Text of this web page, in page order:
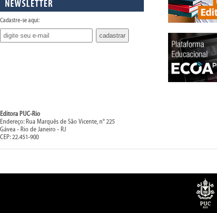
NEWSLETTER
Cadastre-se aqui:
Editora PUC-Rio
Endereço: Rua Marquês de São Vicente, n° 225
Gávea - Rio de Janeiro - RJ
CEP: 22.451-900